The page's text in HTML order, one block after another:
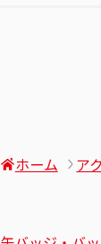
ホーム ア